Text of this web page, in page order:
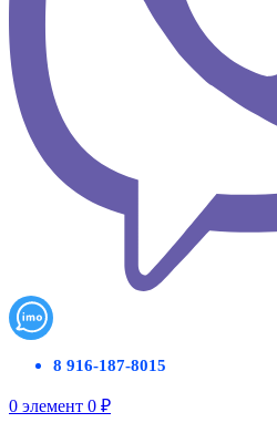
8 916-187-8015
0 элемент 0 ₽